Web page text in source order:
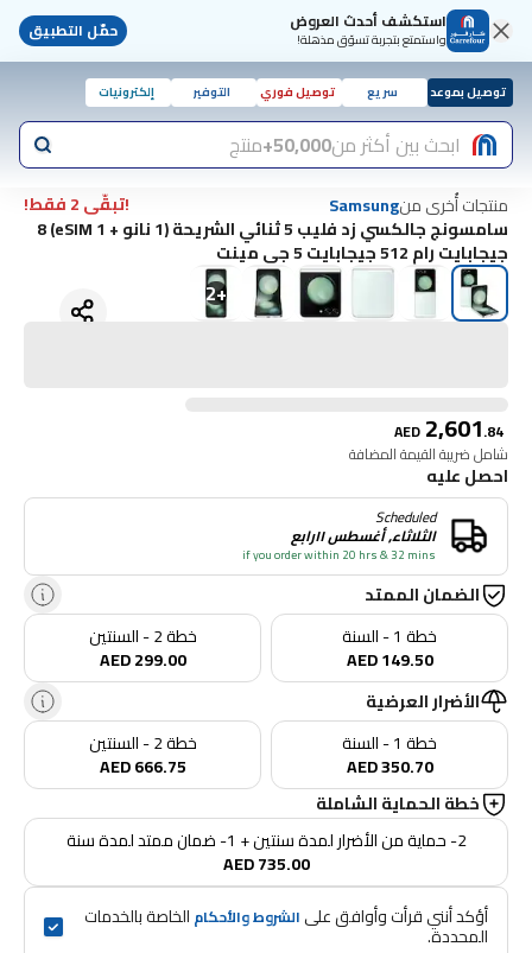
استكشف أحدث العروض
واستمتع بتجربة تسوّق مذهلة! حمّل التطبيق
توصيل بموعد سريع توصيل فوري التوفير إلكترونيات
ابحث بين أكثر من50,000+ منتج
منتجات أُخرى منSamsung
!تبقّى 2 فقط!
سامسونج جالكسي زد فليب 5 ثنائي الشريحة (1 نانو + 1 eSIM) 8
جيجابايت رام 512 جيجابايت 5 جي مينت
+
2
AED 2,601.84
شامل ضريبة القيمة المضافة
احصل عليه
Scheduled
الثلاثاء, أغسطس ١١رابع
if you order within 20 hrs & 32 mins
الضمان الممتد
خطة 1 - السنة
AED 149.50
خطة 2 - السنتين
AED 299.00
الأضرار العرضية
خطة 1 - السنة
AED 350.70
خطة 2 - السنتين
AED 666.75
خطة الحماية الشاملة
2- حماية من الأضرار لمدة سنتين + 1- ضمان ممتد لمدة سنة
AED 735.00
أؤكد أنني قرأت وأوافق على الشروط والأحكام
المحددة.